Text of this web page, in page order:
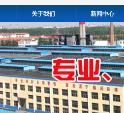
关于我们 新闻中心